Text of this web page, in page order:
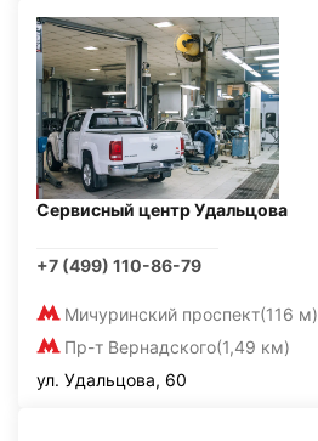
Сервисный центр Удальцова
+7 (499) 110-86-79
Мичуринский проспект(116 м)
Пр-т Вернадского(1,49 км)
ул. Удальцова, 60